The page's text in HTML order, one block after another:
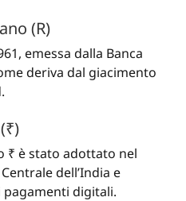
(R)
emessa dalla Banca
deriva dal giacimento
₹ è stato adottato nel
dell’India e
digitali.